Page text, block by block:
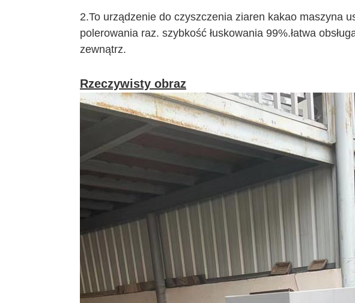
2.To urządzenie do czyszczenia ziaren kakao maszyna
polerowania raz. szybkość łuskowania 99%.łatwa
zewnątrz.
Rzeczywisty obraz